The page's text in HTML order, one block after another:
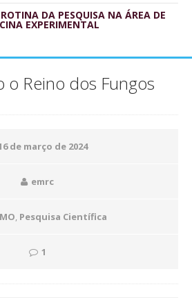
DA PESQUISA NA ÁREA DE
EXPERIMENTAL
o Reino dos Fungos
de março de 2024
emrc
, Pesquisa Científica
1